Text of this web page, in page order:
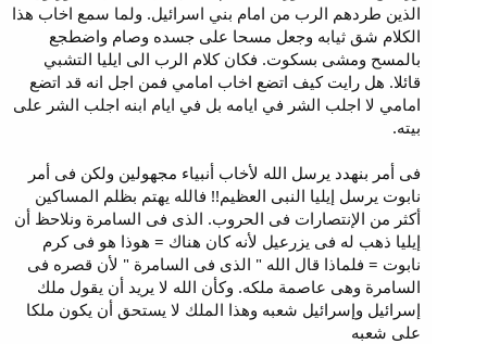
الذين طردهم الرب من امام بني اسرائيل. ولما سمع اخاب هذا
الكلام شق ثيابه وجعل مسحا على جسده وصام واضطجع
بالمسح ومشى بسكوت. فكان كلام الرب الى ايليا التشبي
قائلا. هل رايت كيف اتضع اخاب امامي فمن اجل انه قد اتضع
امامي لا اجلب الشر في ايامه بل في ايام ابنه اجلب الشر على
بيته.
فى أمر بنهدد يرسل الله لأخاب أنبياء مجهولين ولكن فى أمر
نابوت يرسل إيليا النبى العظيم!! فالله يهتم بظلم المساكين
أكثر من الإنتصارات فى الحروب. الذى فى السامرة ونلاحظ أن
إيليا ذهب له فى يزرعيل لأنه كان هناك = هوذا هو فى كرم
نابوت = فلماذا قال الله " الذى فى السامرة " لأن قصره فى
السامرة وهى عاصمة ملكه. وكأن الله لا يريد أن يقول ملك
إسرائيل وإسرائيل شعبه وهذا الملك لا يستحق أن يكون ملكا
على شعبه